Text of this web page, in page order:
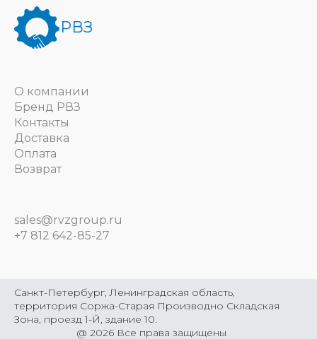
РВЗ
О компании
Бренд РВЗ
Контакты
Доставка
Оплата
Возврат
sales@rvzgroup.ru
+7 812 642-85-27
@ 2026 Все права защищены
Санкт-Петербург, Ленинградская область,
территория Соржа-Старая Производно Складская
Зона, проезд 1-Й, здание 10.